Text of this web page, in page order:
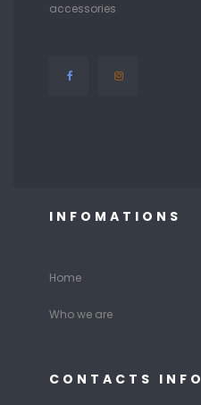
accessories
INFOMATIONS
Home
Who we are
CONTACTS INFO